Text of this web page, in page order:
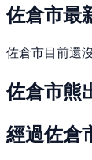
佐倉市最
佐倉市目前還
佐倉市熊
經過佐倉